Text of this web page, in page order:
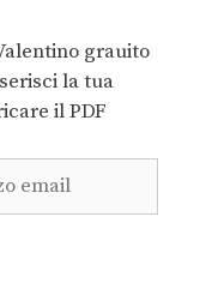
grauito
la tua
il PDF